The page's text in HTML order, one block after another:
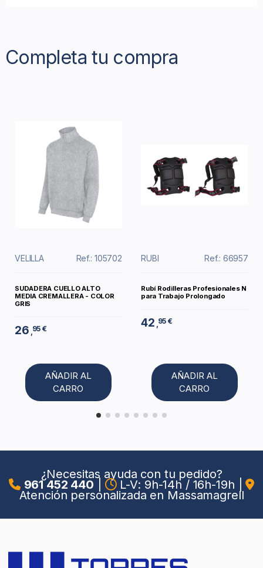
Completa tu compra
VELILLA Ref.: 105702
SUDADERA CUELLO ALTO
MEDIA CREMALLERA - COLOR
GRIS
26 ,95 €
AÑADIR AL
CARRO
RUBI Ref.: 66957
Rubí Rodilleras Profesionales N
para Trabajo Prolongado
42 ,95 €
AÑADIR AL
CARRO
¿Necesitas ayuda con tu pedido?
961 452 440 L-V: 9h-14h / 16h-19h
Atención personalizada en Massamagrell